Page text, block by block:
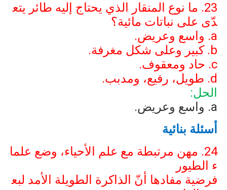
23. ما نوع المنقار الذي يحتاج إليه طائر يتع
دّى على نباتات مائية؟
a. واسع وعريض.
b. كبير وعلى شكل مغرفة.
c. حاد ومعقوف.
d. طويل، رفيع، ومدبب.
الحل:
a. واسع وعريض.
أسئلة بنائية
24. مهن مرتبطة مع علم الأحياء، وضع علما
ء الطيور
فرضية مفادها أنّ الذاكرة الطويلة الأمد لبع